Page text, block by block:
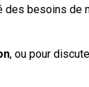
besoins de
, ou pour